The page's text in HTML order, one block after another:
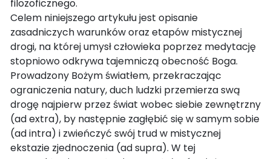
filozoficznego.
Celem niniejszego artykułu jest opisanie
zasadniczych warunków oraz etapów mistycznej
drogi, na której umysł człowieka poprzez medytację
stopniowo odkrywa tajemniczą obecność Boga.
Prowadzony Bożym światłem, przekraczając
ograniczenia natury, duch ludzki przemierza swą
drogę najpierw przez świat wobec siebie zewnętrzny
(ad extra), by następnie zagłębić się w samym sobie
(ad intra) i zwieńczyć swój trud w mistycznej
ekstazie zjednoczenia (ad supra). W tej